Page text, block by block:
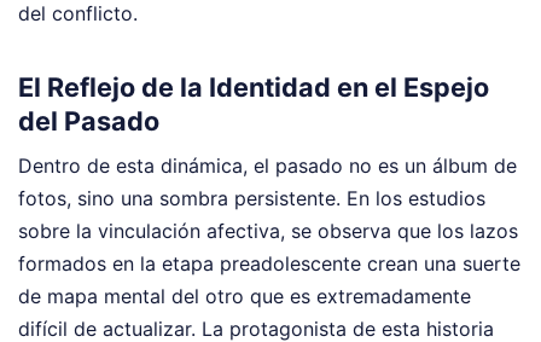
del conflicto.
El Reflejo de la Identidad en el Espejo
del Pasado
Dentro de esta dinámica, el pasado no es un álbum de
fotos, sino una sombra persistente. En los estudios
sobre la vinculación afectiva, se observa que los lazos
formados en la etapa preadolescente crean una suerte
de mapa mental del otro que es extremadamente
difícil de actualizar. La protagonista de esta historia